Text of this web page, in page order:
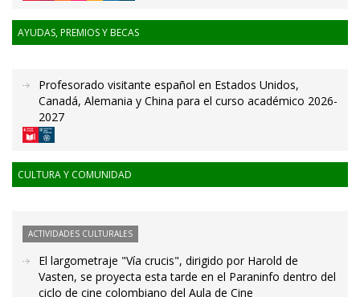
AYUDAS, PREMIOS Y BECAS
Profesorado visitante español en Estados Unidos,
Canadá, Alemania y China para el curso académico 2026-
2027
CULTURA Y COMUNIDAD
ACTIVIDADES CULTURALES
El largometraje "Vía crucis", dirigido por Harold de
Vasten, se proyecta esta tarde en el Paraninfo dentro del
ciclo de cine colombiano del Aula de Cine